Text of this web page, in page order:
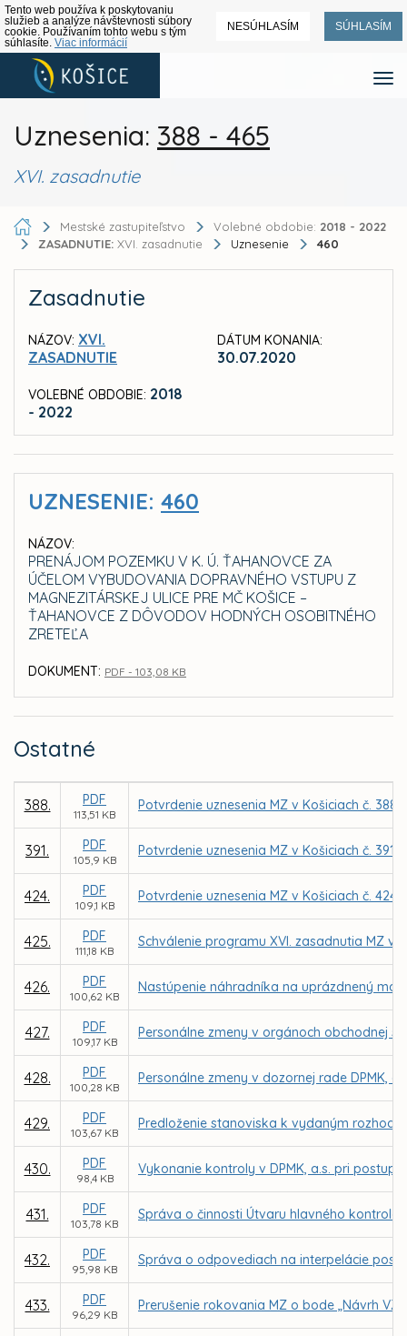
Tento web používa k poskytovaniu
služieb a analýze návštevnosti súbory
cookie. Používaním tohto webu s tým
súhlasíte. Viac informácií
NESÚHLASÍM SÚHLASÍM
Uznesenia: 388 - 465
XVI. zasadnutie
Mestské zastupiteľstvo Volebné obdobie: 2018 - 2022
ZASADNUTIE: XVI. zasadnutie Uznesenie 460
Zasadnutie
NÁZOV: XVI.
ZASADNUTIE
VOLEBNÉ OBDOBIE: 2018
- 2022
DÁTUM KONANIA:
30.07.2020
UZNESENIE: 460
NÁZOV:
PRENÁJOM POZEMKU V K. Ú. ŤAHANOVCE ZA
ÚČELOM VYBUDOVANIA DOPRAVNÉHO VSTUPU Z
MAGNEZITÁRSKEJ ULICE PRE MČ KOŠICE –
ŤAHANOVCE Z DÔVODOV HODNÝCH OSOBITNÉHO
ZRETEĽA
DOKUMENT: PDF - 103,08 KB
Ostatné
388. PDF
113,51 KB
Potvrdenie uznesenia MZ v Košiciach č.
391. PDF
105,9 KB
Potvrdenie uznesenia MZ v Košiciach č.
424. PDF
109,1 KB
Potvrdenie uznesenia MZ v Košiciach č.
425. PDF
111,18 KB
Schválenie programu XVI. zasadnutia MZ v
426. PDF
100,62 KB
Nastúpenie náhradníka na uprázdnený
427. PDF
109,17 KB
Personálne zmeny v orgánoch obchodnej
428. PDF
100,28 KB
Personálne zmeny v dozornej rade DPMK,
429. PDF
103,67 KB
Predloženie stanoviska k vydaným
430. PDF
98,4 KB
Vykonanie kontroly v DPMK, a.s. pri
431. PDF
103,78 KB
Správa o činnosti Útvaru hlavného
432. PDF
95,98 KB
Správa o odpovediach na interpelácie
433. PDF
96,29 KB
Prerušenie rokovania MZ o bode „Návrh